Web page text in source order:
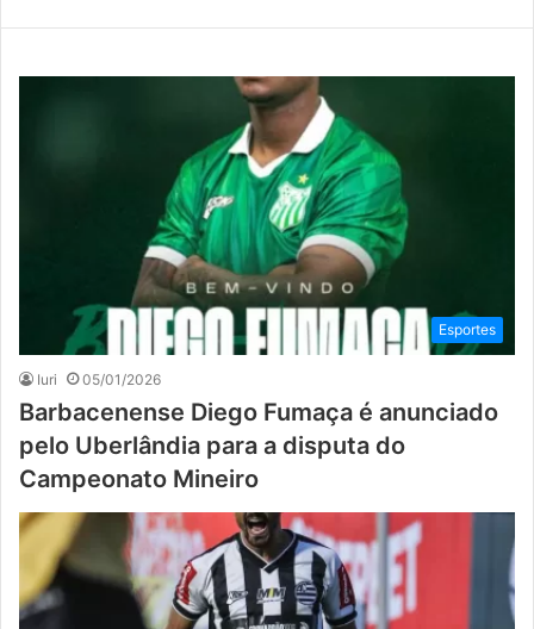
Esportes
Iuri 05/01/2026
Barbacenense Diego Fumaça é anunciado
pelo Uberlândia para a disputa do
Campeonato Mineiro